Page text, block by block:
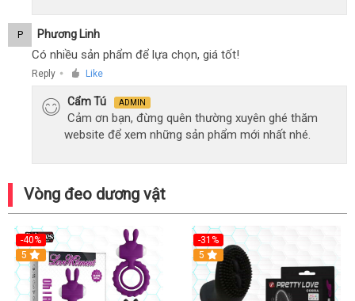
P Phương Linh
Có nhiều sản phẩm để lựa chọn, giá tốt!
Reply ● Like
Cẩm Tú ADMIN
Cảm ơn bạn, đừng quên thường xuyên ghé thăm
website để xem những sản phẩm mới nhất nhé.
Vòng đeo dương vật
-40%
5
-31%
5